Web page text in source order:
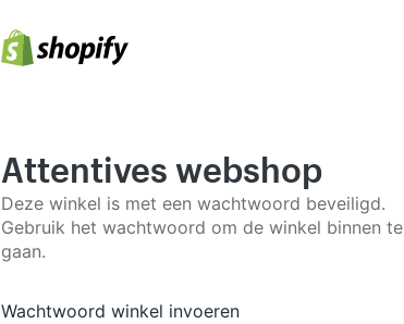
Attentives webshop
Deze winkel is met een wachtwoord beveiligd.
Gebruik het wachtwoord om de winkel binnen te
gaan.
Wachtwoord winkel invoeren